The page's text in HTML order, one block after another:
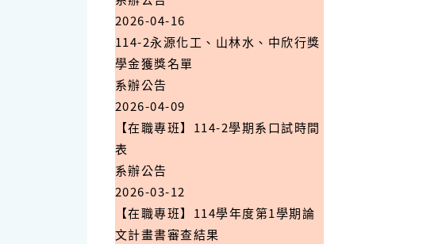
2026-04-16
114-2永源化工、山林水、中欣行獎
學金獲獎名單
系辦公告
2026-04-09
【在職專班】114-2學期系口試時間
表
系辦公告
2026-03-12
【在職專班】114學年度第1學期論
文計畫書審查結果